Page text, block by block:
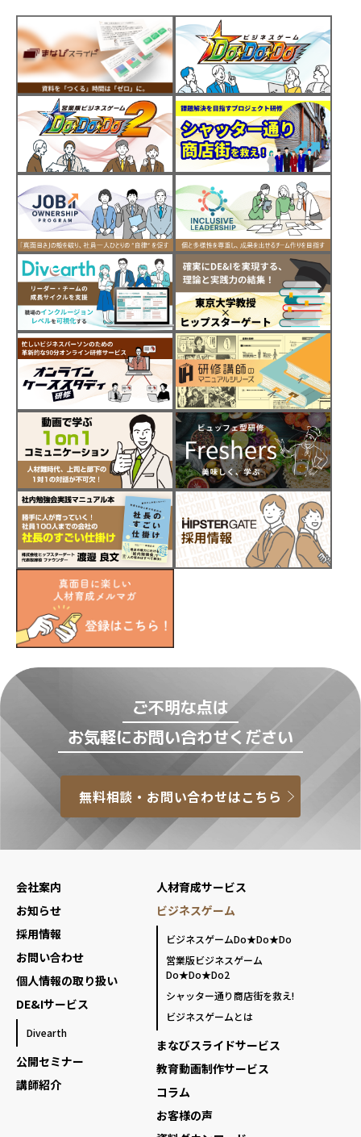
ご不明な点は
お気軽にお問い合わせください
無料相談・お問い合わせはこちら
会社案内
お知らせ
採用情報
お問い合わせ
個人情報の取り扱い
DE&Iサービス
Divearth
公開セミナー
講師紹介
人材育成サービス
ビジネスゲーム
ビジネスゲームDo★Do★Do
営業版ビジネスゲーム
Do★Do★Do2
シャッター通り商店街を救え!
ビジネスゲームとは
まなびスライドサービス
教育動画制作サービス
コラム
お客様の声